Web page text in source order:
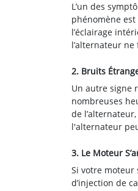
L’un des
phénomène
l’éclairage
l’alternateur
2. Bruits
Un autre signe
nombreuses
de
l'alternateur
3. Le Moteur
Si votre moteur
d’injection de